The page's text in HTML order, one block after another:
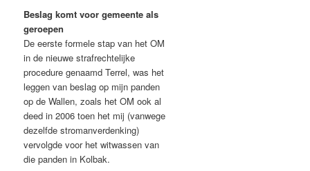
Beslag komt voor gemeente als
geroepen
De eerste formele stap van het OM
in de nieuwe strafrechtelijke
procedure genaamd Terrel, was het
leggen van beslag op mijn panden
op de Wallen, zoals het OM ook al
deed in 2006 toen het mij (vanwege
dezelfde stromanverdenking)
vervolgde voor het witwassen van
die panden in Kolbak.